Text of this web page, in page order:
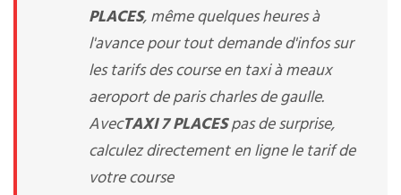
PLACES, même quelques heures à
l'avance pour tout demande d'infos sur
les tarifs des course en taxi à meaux
aeroport de paris charles de gaulle.
AvecTAXI 7 PLACESpas de surprise,
calculez directement en ligne le tarif de
votre course